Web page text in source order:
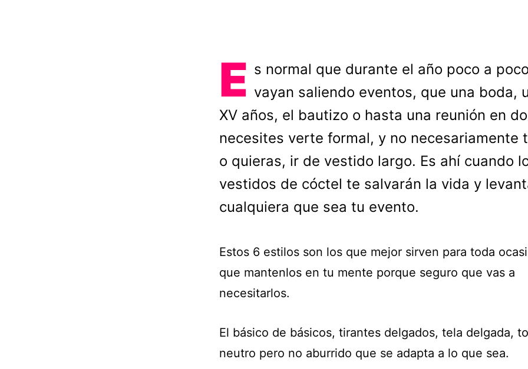
E s normal que durante el año poco a
vayan saliendo eventos, que una boda,
XV años, el bautizo o hasta una reunión en
necesites verte formal, y no necesariamente
o quieras, ir de vestido largo. Es ahí cuando
vestidos de cóctel te salvarán la vida y
cualquiera que sea tu evento.
Estos 6 estilos son los que mejor sirven para toda
que mantenlos en tu mente porque seguro que vas a
necesitarlos.
El básico de básicos, tirantes delgados, tela delgada,
neutro pero no aburrido que se adapta a lo que sea.